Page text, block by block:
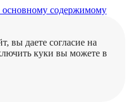
основному содержимому
вы даете согласие на
куки вы можете в